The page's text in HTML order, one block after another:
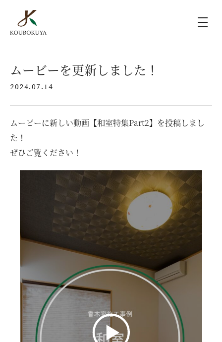
KOUBOKUYAの家づくり
施工事例
ラインナップ
モデルハウス（KOUBOX）
お客様の声
ムービー
リノベーション
ペレットストーブ
ムービーを更新しました！
2024.07.14
ムービーに新しい動画【和室特集Part2】を投稿しまし
た！
ぜひご覧ください！